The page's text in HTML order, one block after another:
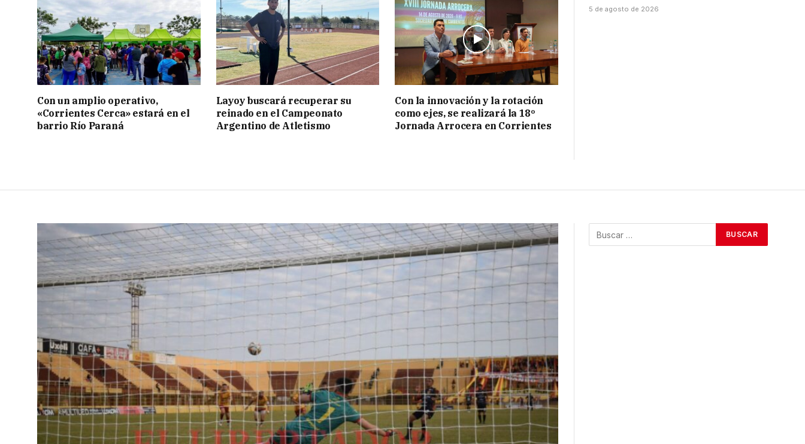
Con un amplio operativo,
«Corrientes Cerca» estará en el
barrio Río Paraná
Layoy buscará recuperar su
reinado en el Campeonato
Argentino de Atletismo
Con la innovación y la rotación
como ejes, se realizará la 18º
Jornada Arrocera en Corrientes
5 de agosto de 2026